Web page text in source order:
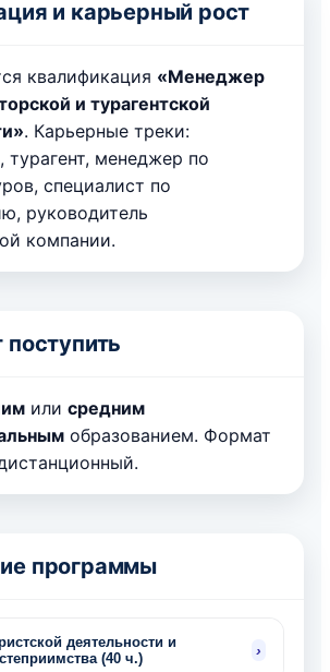
и карьерный рост
квалификация «Менеджер
и турагентской
. Карьерные треки:
турагент, менеджер по
специалист по
руководитель
компании.
или средним
образованием. Формат
программы
деятельности и
(40 ч.)
›